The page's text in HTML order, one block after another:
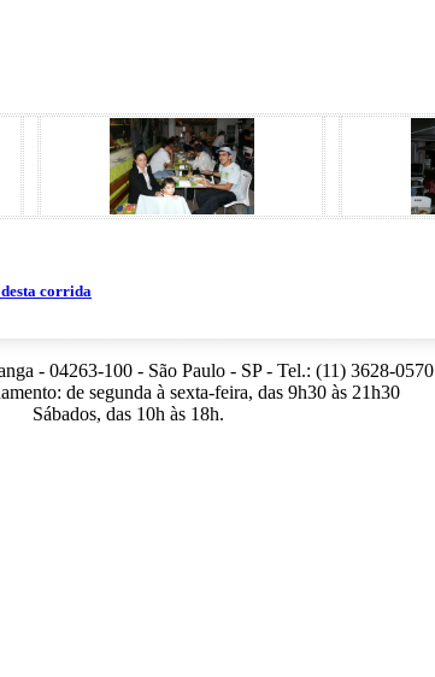
corrida
- 04263-100 - São Paulo - SP - Tel.: (11) 3628-0570
de segunda à sexta-feira, das 9h30 às 21h30
Sábados, das 10h às 18h.